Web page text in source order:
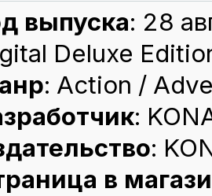
выпуска: 28
Deluxe
: Action /
:
:
в